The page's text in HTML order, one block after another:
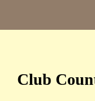
Club